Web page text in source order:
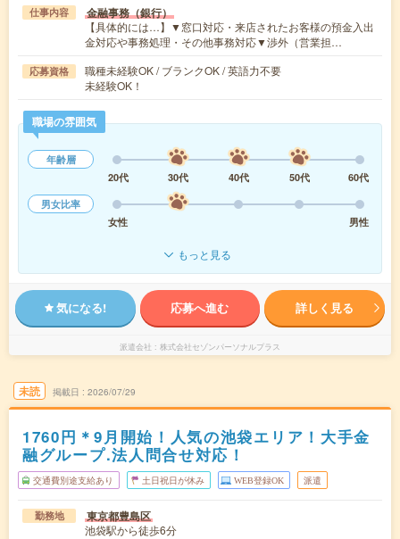
仕事内容 金融事務（銀行）
【具体的には…】▼窓口対応・来店されたお客様の預金入出
金対応や事務処理・その他事務対応▼渉外（営業担…
応募資格
職種未経験OK / ブランクOK / 英語力不要
未経験OK！
職場の雰囲気
年齢層
20代
30代 40代 50代
60代
男女比率
女性
男性
もっと見る
気になる! 応募へ進む 詳しく見る
派遣会社 株式会社セゾンパーソナルプラス
未読 掲載日 2026/07/29
1760円＊9月開始！人気の池袋エリア！大手金
融グループ.法人問合せ対応！
交通費別途支給あり 土日祝日が休み WEB登録OK 派遣
勤務地 東京都豊島区
池袋駅から徒歩6分